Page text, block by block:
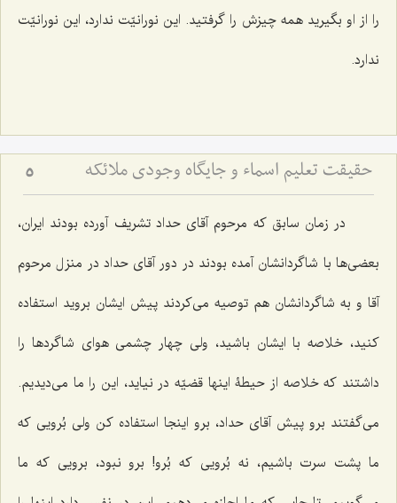
را از او بگیرید همه چیزش را گرفتید. این نورانیّت ندارد، این نورانیّت
ندارد.
حقیقت تعلیم اسماء و جایگاه وجودی ملائکه 5
در زمان سابق که مرحوم آقای حداد تشریف آورده بودند ایران،
بعضی‌ها با شاگردانشان آمده بودند در دور آقای حداد در منزل مرحوم
آقا و به شاگردانشان هم توصیه می‌کردند پیش ایشان بروید استفاده
کنید، خلاصه با ایشان باشید، ولی چهار چشمی هوای شاگردها را
داشتند که خلاصه از حیطۀ اینها قضیّه در نیاید، این را ما می‌دیدیم.
می‌گفتند برو پیش آقای حداد، برو اینجا استفاده کن ولی بُرویی که
ما پشت سرت باشیم، نه بُرویی که بُرو! برو نبود، برویی که ما